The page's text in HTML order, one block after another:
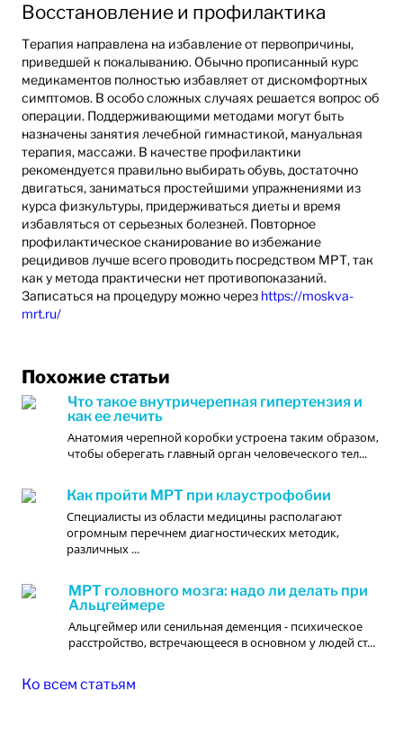
Восстановление и профилактика
Терапия направлена на избавление от первопричины,
приведшей к покалыванию. Обычно прописанный курс
медикаментов полностью избавляет от дискомфортных
симптомов. В особо сложных случаях решается вопрос об
операции. Поддерживающими методами могут быть
назначены занятия лечебной гимнастикой, мануальная
терапия, массажи. В качестве профилактики
рекомендуется правильно выбирать обувь, достаточно
двигаться, заниматься простейшими упражнениями из
курса физкультуры, придерживаться диеты и время
избавляться от серьезных болезней. Повторное
профилактическое сканирование во избежание
рецидивов лучше всего проводить посредством МРТ, так
как у метода практически нет противопоказаний.
Записаться на процедуру можно через https://moskva-
mrt.ru/
Похожие статьи
Что такое внутричерепная гипертензия и
как ее лечить
Анатомия черепной коробки устроена таким образом,
чтобы оберегать главный орган человеческого тел...
Как пройти МРТ при клаустрофобии
Специалисты из области медицины располагают
огромным перечнем диагностических методик,
различных ...
МРТ головного мозга: надо ли делать при
Альцгеймере
Альцгеймер или сенильная деменция - психическое
расстройство, встречающееся в основном у людей ст...
Ко всем статьям